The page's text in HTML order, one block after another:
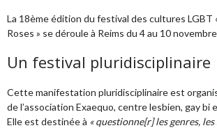
La 18ème édition du festival des cultures LGBT
Roses » se déroule à Reims du 4 au 10
Un festival pluridisciplinaire
Cette manifestation pluridisciplinaire est
de l’association Exaequo, centre lesbien, gay bi
Elle est destinée à « questionne[r] les genres,